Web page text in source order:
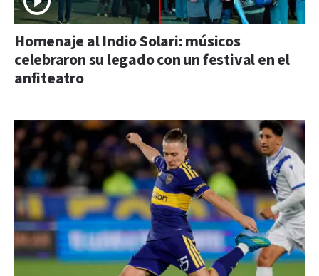
Homenaje al Indio Solari: músicos
celebraron su legado con un festival en el
anfiteatro